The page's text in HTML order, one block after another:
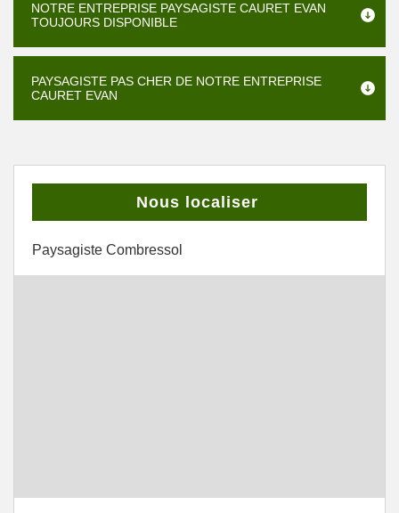
NOTRE ENTREPRISE PAYSAGISTE CAURET EVAN
TOUJOURS DISPONIBLE
PAYSAGISTE PAS CHER DE NOTRE ENTREPRISE
CAURET EVAN
Nous localiser
Paysagiste Combressol